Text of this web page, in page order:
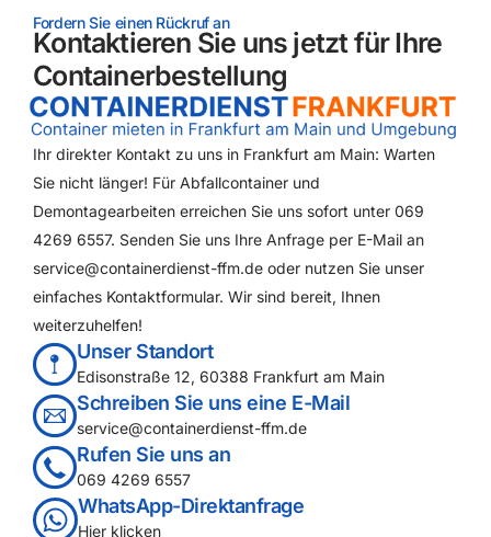
Fordern Sie einen Rückruf an
Kontaktieren Sie uns jetzt für Ihre
Containerbestellung
Ihr direkter Kontakt zu uns in Frankfurt am Main: Warten
Sie nicht länger! Für Abfallcontainer und
Demontagearbeiten erreichen Sie uns sofort unter 069
4269 6557. Senden Sie uns Ihre Anfrage per E-Mail an
service@containerdienst-ffm.de oder nutzen Sie unser
einfaches Kontaktformular. Wir sind bereit, Ihnen
weiterzuhelfen!
Unser Standort
Edisonstraße 12, 60388 Frankfurt am Main
Schreiben Sie uns eine E-Mail
service@containerdienst-ffm.de
Rufen Sie uns an
069 4269 6557
WhatsApp-Direktanfrage
Hier klicken